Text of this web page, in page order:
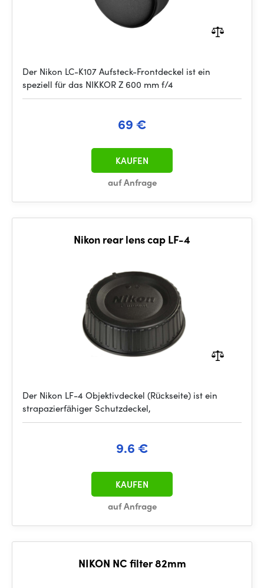
Der Nikon LC-K107 Aufsteck-Frontdeckel ist ein
speziell für das NIKKOR Z 600 mm f/4
69 €
auf Anfrage
KAUFEN
Nikon rear lens cap LF-4
Der Nikon LF-4 Objektivdeckel (Rückseite) ist ein
strapazierfähiger Schutzdeckel,
9.6 €
auf Anfrage
KAUFEN
NIKON NC filter 82mm